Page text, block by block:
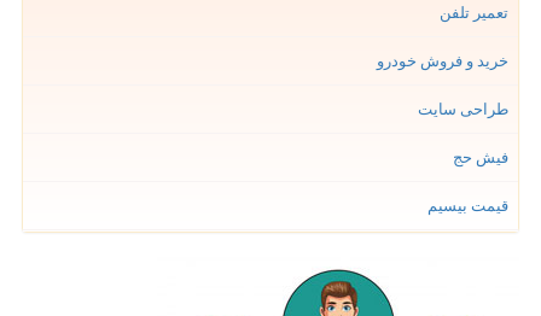
تعمیر تلفن
خرید و فروش خودرو
طراحی سایت
فیش حج
قیمت بیسیم